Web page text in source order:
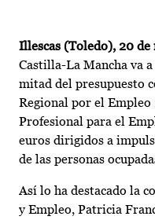
Illescas (Toledo), 20 de
Castilla-La Mancha va
mitad del presupuesto
Regional por el
Profesional para el
euros dirigidos a
de las personas
Así lo ha destacado la
y Empleo, Patricia